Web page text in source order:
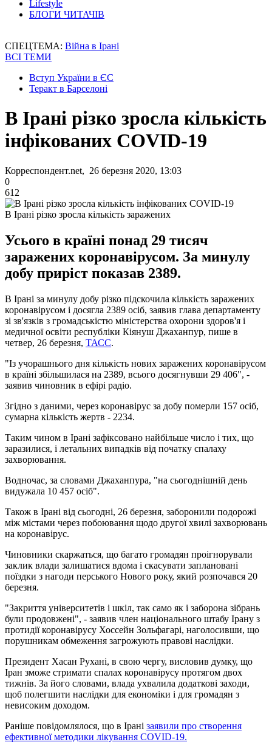
Lifestyle
БЛОГИ ЧИТАЧІВ
СПЕЦТЕМА: Війна в Ірані
ВСІ ТЕМИ
Вступ України в ЄС
Теракт в Барселоні
В Ірані різко зросла кількість
інфікованих COVID-19
Корреспондент.net, 26 березня 2020, 13:03
0
612
В Ірані різко зросла кількість заражених
Усього в країні понад 29 тисяч
заражених коронавірусом. За минулу
добу приріст показав 2389.
В Ірані за минулу добу різко підскочила кількість заражених
коронавірусом і досягла 2389 осіб, заявив глава департаменту
зі зв'язків з громадськістю міністерства охорони здоров'я і
медичної освіти республіки Кіянуш Джаханпур, пише в
четвер, 26 березня, ТАСС.
"Із учорашнього дня кількість нових заражених коронавірусом
в країні збільшилася на 2389, всього досягнувши 29 406", -
заявив чиновник в ефірі радіо.
Згідно з даними, через коронавірус за добу померли 157 осіб,
сумарна кількість жертв - 2234.
Таким чином в Ірані зафіксовано найбільше число і тих, що
заразилися, і летальних випадків від початку спалаху
захворювання.
Водночас, за словами Джаханпура, "на сьогоднішній день
видужала 10 457 осіб".
Також в Ірані від сьогодні, 26 березня, заборонили подорожі
між містами через побоювання щодо другої хвилі захворювань
на коронавірус.
Чиновники скаржаться, що багато громадян проігнорували
заклик влади залишатися вдома і скасувати заплановані
поїздки з нагоди перського Нового року, який розпочався 20
березня.
"Закриття університетів і шкіл, так само як і заборона зібрань
були продовжені", - заявив член національного штабу Ірану з
протидії коронавірусу Хоссейн Зольфагарі, наголосивши, що
порушникам обмеження загрожують правові наслідки.
Президент Хасан Рухані, в свою чергу, висловив думку, що
Іран зможе стримати спалах коронавірусу протягом двох
тижнів. За його словами, влада ухвалила додаткові заходи,
щоб полегшити наслідки для економіки і для громадян з
невисоким доходом.
Раніше повідомлялося, що в Ірані заявили про створення
ефективної методики лікування COVID-19.